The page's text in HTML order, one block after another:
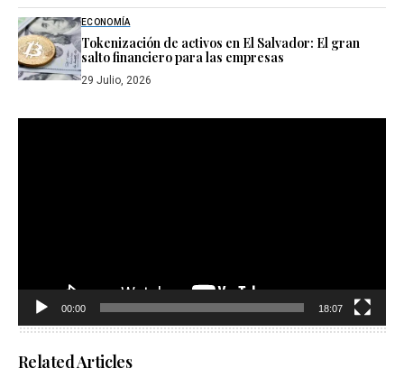
ECONOMÍA
Tokenización de activos en El Salvador: El gran
salto financiero para las empresas
29 Julio, 2026
00:00 18:07
Related Articles